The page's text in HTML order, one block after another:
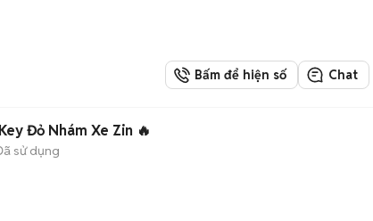
Bấm để hiện số Chat
Đỏ Nhám Xe Zin 🔥
sử dụng